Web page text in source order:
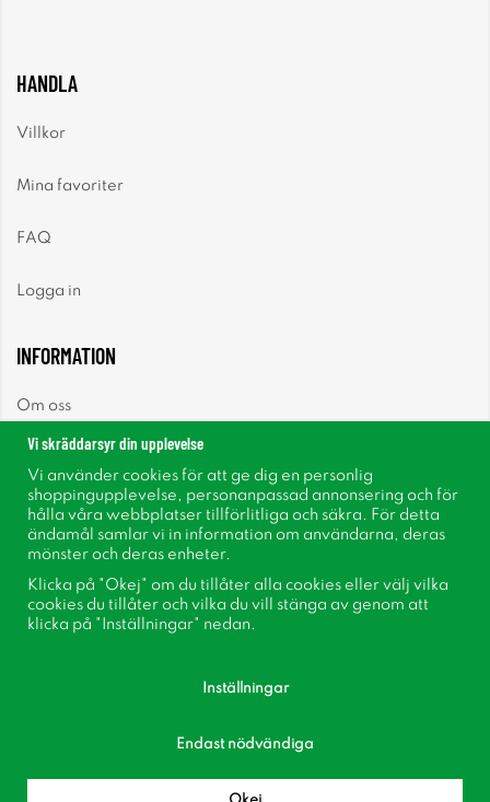
HANDLA
Villkor
Mina favoriter
FAQ
Logga in
INFORMATION
Om oss
Nyhetsbrev
Om cookies
Inspiration
Bli medlem i vår kundklubb!
Vi skräddarsyr din upplevelse
Vi använder cookies för att ge dig en personlig
shoppingupplevelse, personanpassad annonsering och för
hålla våra webbplatser tillförlitliga och säkra. För detta
ändamål samlar vi in information om användarna, deras
mönster och deras enheter.
Klicka på "Okej" om du tillåter alla cookies eller välj vilka
cookies du tillåter och vilka du vill stänga av genom att
klicka på "Inställningar" nedan.
Inställningar
Endast nödvändiga